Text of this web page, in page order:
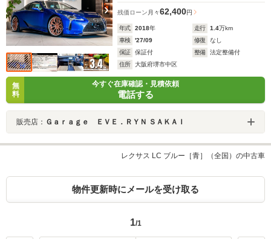
残価ローン 月々62,400円
年式 2018年 走行 1.4万km
車検
'27/09 修復
なし
保証
保証付 整備
法定整備付
住所
大阪府堺市中区
無
料
今すぐ在庫確認・見積依頼
電話する
販売店： Ｇａｒａｇｅ ＥＶＥ．ＲＹＮ ＳＡＫＡＩ
レクサス LC ブルー［青］（全国）の中古車
物件更新時にメールを受け取る
1/1